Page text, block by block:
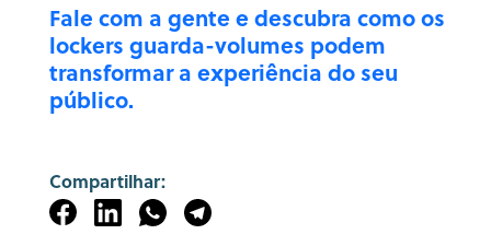
Fale com a gente e descubra como os
lockers guarda-volumes podem
transformar a experiência do seu
público.
Compartilhar: